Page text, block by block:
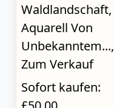
Waldlandschaft,
Aquarell Von
Unbekanntem...,
Zum Verkauf
Sofort kaufen: